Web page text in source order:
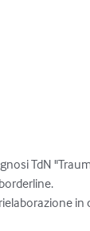
TdN
in